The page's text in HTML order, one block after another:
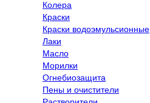
Колера
Краски
Краски водоэмульсионные
Лаки
Масло
Морилки
Огнебиозащита
Пены и очистители